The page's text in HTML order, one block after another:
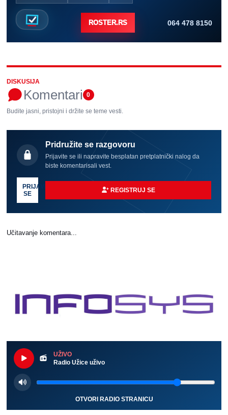
ROSTER.RS 064 478 8150
DISKUSIJA
Komentari 0
Budite jasni, pristojni i držite se teme vesti.
Pridružite se razgovoru
Prijavite se ili napravite besplatan pretplatnički nalog da
biste komentarisali vest.
PRIJAVI
SE
REGISTRUJ SE
Učitavanje komentara...
UŽIVO
Radio Užice uživo
OTVORI RADIO STRANICU